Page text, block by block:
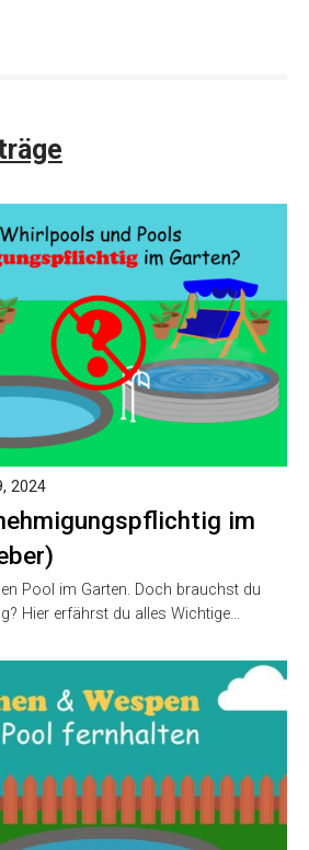
im
2024
Pool im Garten. Doch brauchst du
Hier erfährst du alles Wichtige…